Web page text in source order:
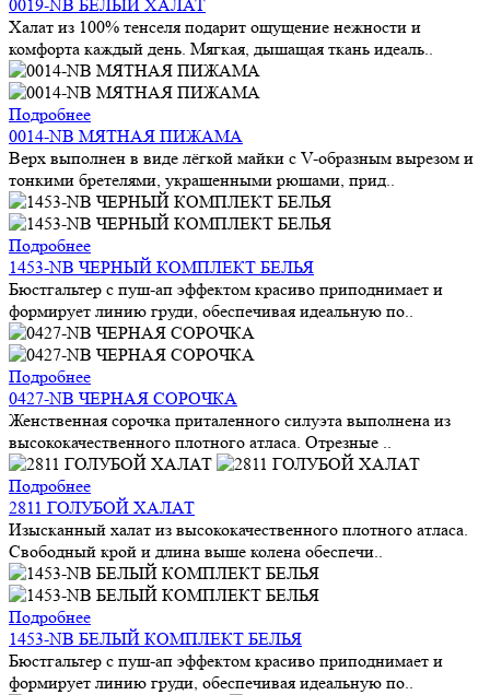
0019-NB БЕЛЫЙ ХАЛАТ
Халат из 100% тенселя подарит ощущение нежности и
комфорта каждый день. Мягкая, дышащая ткань идеаль..
Подробнее
0014-NB МЯТНАЯ ПИЖАМА
Верх выполнен в виде лёгкой майки с V-образным вырезом и
тонкими бретелями, украшенными рюшами, прид..
Подробнее
1453-NB ЧЕРНЫЙ КОМПЛЕКТ БЕЛЬЯ
Бюстгальтер с пуш-ап эффектом красиво приподнимает и
формирует линию груди, обеспечивая идеальную по..
Подробнее
0427-NB ЧЕРНАЯ СОРОЧКА
Женственная сорочка приталенного силуэта выполнена из
высококачественного плотного атласа. Отрезные ..
Подробнее
2811 ГОЛУБОЙ ХАЛАТ
Изысканный халат из высококачественного плотного атласа.
Свободный крой и длина выше колена обеспечи..
Подробнее
1453-NB БЕЛЫЙ КОМПЛЕКТ БЕЛЬЯ
Бюстгальтер с пуш-ап эффектом красиво приподнимает и
формирует линию груди, обеспечивая идеальную по..